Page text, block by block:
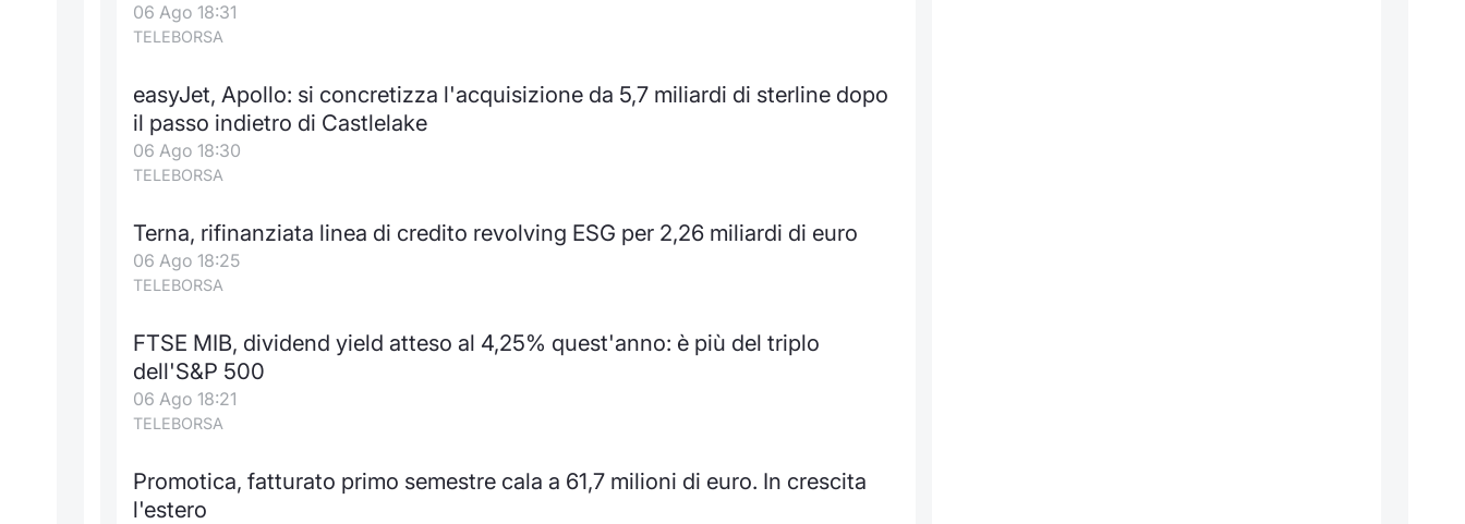
06 Ago 18:31
TELEBORSA
easyJet, Apollo: si concretizza l'acquisizione da 5,7 miliardi di sterline dopo
il passo indietro di Castlelake
06 Ago 18:30
TELEBORSA
Terna, rifinanziata linea di credito revolving ESG per 2,26 miliardi di euro
06 Ago 18:25
TELEBORSA
FTSE MIB, dividend yield atteso al 4,25% quest'anno: è più del triplo
dell'S&P 500
06 Ago 18:21
TELEBORSA
Promotica, fatturato primo semestre cala a 61,7 milioni di euro. In crescita
l'estero